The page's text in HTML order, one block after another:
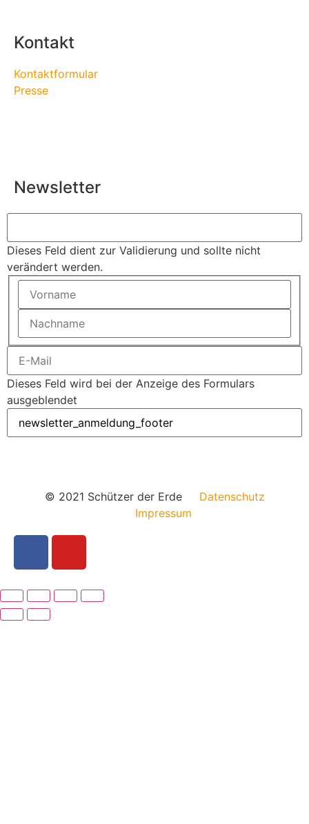
Kontakt
Kontaktformular
Presse
Newsletter
Dieses Feld dient zur Validierung und sollte nicht
verändert werden.
Dieses Feld wird bei der Anzeige des Formulars
ausgeblendet
© 2021 Schützer der Erde
Datenschutz
Impressum